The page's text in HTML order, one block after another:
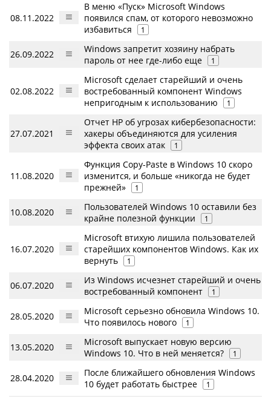
08.11.2022
В меню «Пуск» Microsoft Windows
появился спам, от которого невозможно
избавиться
1
26.09.2022
Windows запретит хозяину набрать
пароль от нее где-либо еще
1
02.08.2022
Microsoft сделает старейший и очень
востребованный компонент Windows
непригодным к использованию
1
27.07.2021
Отчет HP об угрозах кибербезопасности:
хакеры объединяются для усиления
эффекта своих атак
1
11.08.2020
Функция Copy-Paste в Windows 10 скоро
изменится, и больше «никогда не будет
прежней»
1
10.08.2020
Пользователей Windows 10 оставили без
крайне полезной функции
1
16.07.2020
Microsoft втихую лишила пользователей
старейших компонентов Windows. Как их
вернуть
1
06.07.2020
Из Windows исчезнет старейший и очень
востребованный компонент
1
28.05.2020
Microsoft серьезно обновила Windows 10.
Что появилось нового
1
13.05.2020
Microsoft выпускает новую версию
Windows 10. Что в ней меняется?
1
28.04.2020
После ближайшего обновления Windows
10 будет работать быстрее
1